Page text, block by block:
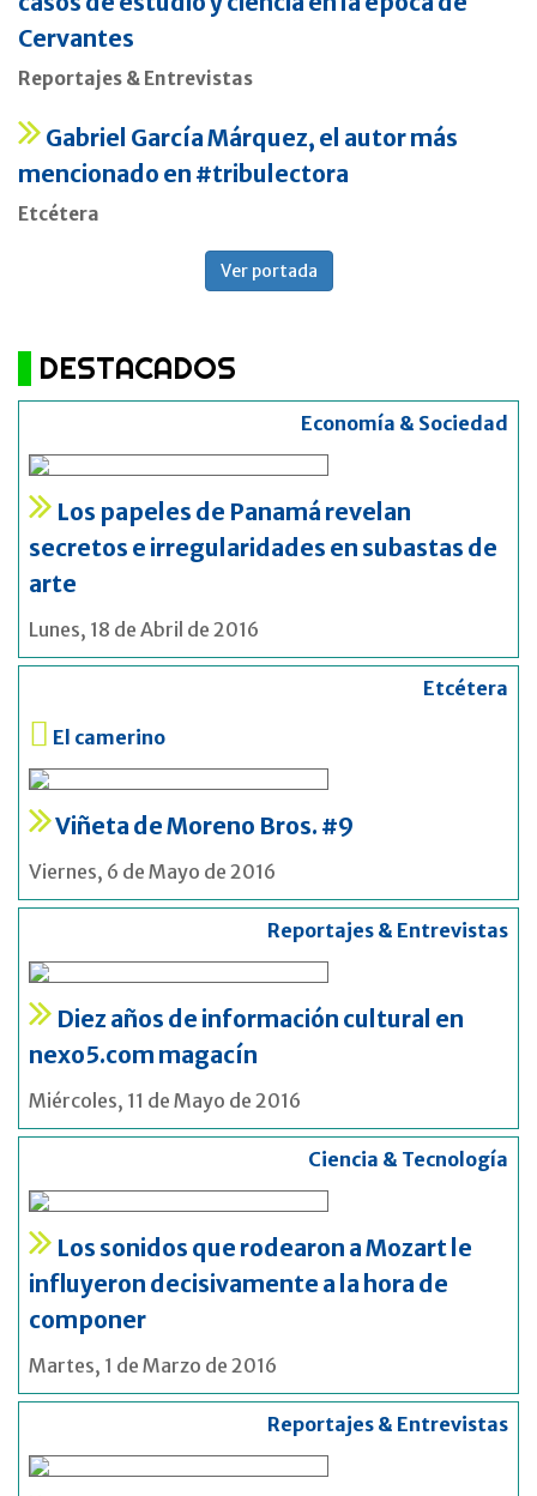
Cervantes
Reportajes & Entrevistas
Gabriel García Márquez, el autor más
mencionado en #tribulectora
Etcétera
Ver portada
DESTACADOS
Economía & Sociedad
Los papeles de Panamá revelan
secretos e irregularidades en subastas de
arte
Lunes, 18 de Abril de 2016
Etcétera
El camerino
Viñeta de Moreno Bros. #9
Viernes, 6 de Mayo de 2016
Reportajes & Entrevistas
Diez años de información cultural en
nexo5.com magacín
Miércoles, 11 de Mayo de 2016
Ciencia & Tecnología
Los sonidos que rodearon a Mozart le
influyeron decisivamente a la hora de
componer
Martes, 1 de Marzo de 2016
Reportajes & Entrevistas